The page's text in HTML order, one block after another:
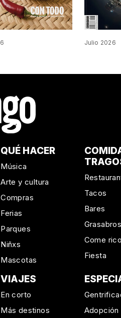
Julio 2026
QUÉ HACER
Música
Arte y cultura
Compras
Ferias
Parques
Niñxs
Mascotas
Tacos
Bares
Come
Fiesta
VIAJES
En corto
Más destinos
Adopción